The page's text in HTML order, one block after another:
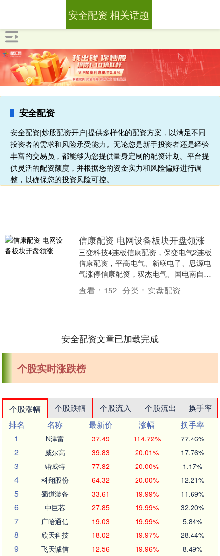
安全配资
安全配资|炒股配资开户|提供多样化的配资方案，以满足不同
投资者的需求和风险承受能力。无论您是新手投资者还是经验
丰富的交易员，都能够为您提供量身定制的配资计划。平台提
供灵活的配资额度，并根据您的资金实力和风险偏好进行调
整，以确保您的投资风险可控。
安全配资 相关话题
信康配资 电网设备板块开盘领涨
三变科技4连板信康配资，保变电气2连板
信康配资，平高电气、新联电子、思源电
气涨停信康配资，双杰电气、国电南自、
中国西电、安靠智电跟涨。 举报 第一财经
广告合作，....
查看： 152 分类： 实盘配资
安全配资文章已加载完成
个股实时涨跌榜
个股涨幅 个股跌幅 个股流入 个股流出
换手率
排名
名称 最新价 涨幅
换手率
1
N津富 37.49 114.72% 77.46%
2 威尔高 39.83 20.01% 17.76%
3 锴威特 77.82 20.00% 1.17%
4 科翔股份 64.32 20.00% 12.21%
5 蜀道装备 33.61 19.99% 11.69%
6 中巨芯 27.85 19.99% 32.20%
7 广哈通信 19.03 19.99% 5.84%
8 欣天科技 18.02 19.97% 28.44%
9 飞天诚信 12.56 19.96% 8.49%